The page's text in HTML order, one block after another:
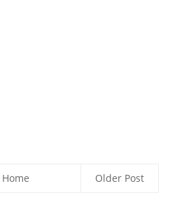
Older Post
Home